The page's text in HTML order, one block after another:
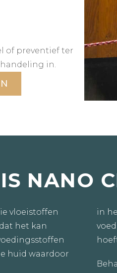
of preventief ter
in.
NANO
vloeistoffen
het kan
huid waardoor
in